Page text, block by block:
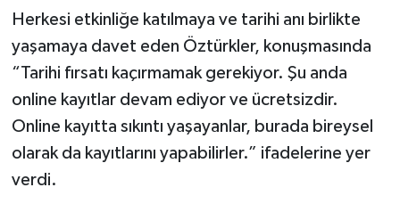
Herkesi etkinliğe katılmaya ve tarihi anı birlikte
yaşamaya davet eden Öztürkler, konuşmasında
“Tarihi fırsatı kaçırmamak gerekiyor. Şu anda
online kayıtlar devam ediyor ve ücretsizdir.
Online kayıtta sıkıntı yaşayanlar, burada bireysel
olarak da kayıtlarını yapabilirler.” ifadelerine yer
verdi.